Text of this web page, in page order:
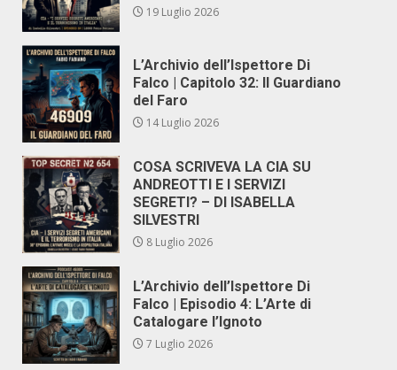
19 Luglio 2026
L’Archivio dell’Ispettore Di
Falco | Capitolo 32: Il Guardiano
del Faro
14 Luglio 2026
COSA SCRIVEVA LA CIA SU
ANDREOTTI E I SERVIZI
SEGRETI? – DI ISABELLA
SILVESTRI
8 Luglio 2026
L’Archivio dell’Ispettore Di
Falco | Episodio 4: L’Arte di
Catalogare l’Ignoto
7 Luglio 2026